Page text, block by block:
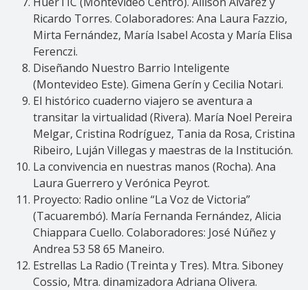
Ricardo Torres. Colaboradores: Ana Laura Fazzio,
Mirta Fernández, María Isabel Acosta y María Elisa
Ferenczi.
Diseñando Nuestro Barrio Inteligente
(Montevideo Este). Gimena Gerín y Cecilia Notari.
El histórico cuaderno viajero se aventura a
transitar la virtualidad (Rivera). María Noel Pereira
Melgar, Cristina​ Rodríguez, Tania da Rosa, Cristina
Ribeiro, Luján Villegas y maestras de la Institución.
La convivencia en nuestras manos (Rocha). Ana
Laura Guerrero y Verónica Peyrot.
Proyecto: Radio online “La Voz de Victoria”
(Tacuarembó). María Fernanda Fernández, Alicia
Chiappara Cuello. Colaboradores: José Núñez y
Andrea 53 58 65 Maneiro.
Estrellas La Radio (Treinta y Tres). Mtra. Siboney
Cossio, Mtra. dinamizadora Adriana Olivera.